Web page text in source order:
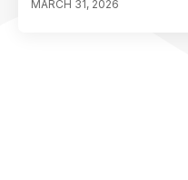
MARCH 31, 2026